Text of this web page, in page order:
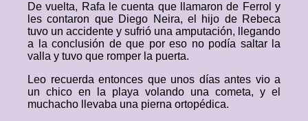
De vuelta, Rafa le cuenta que llamaron de Ferrol y
les contaron que Diego Neira, el hijo de Rebeca
tuvo un accidente y sufrió una amputación, llegando
a la conclusión de que por eso no podía saltar la
valla y tuvo que romper la puerta.
Leo recuerda entonces que unos días antes vio a
un chico en la playa volando una cometa, y el
muchacho llevaba una pierna ortopédica.